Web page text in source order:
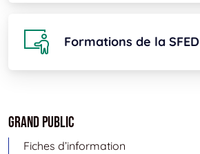
Formations de la SFED
Grand public
Fiches d’information